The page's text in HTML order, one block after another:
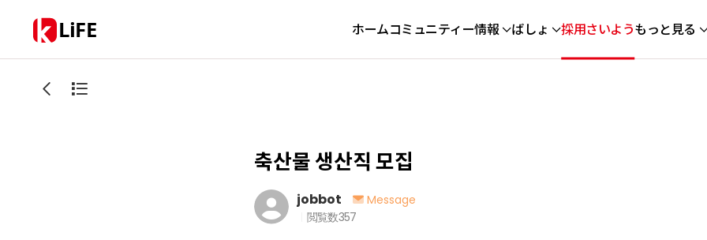
LiFE ホームコミュニティー情報 ばしょ 採用さいようもっと見る
축산물 생산직 모집
jobbot
Message
閲覧数357